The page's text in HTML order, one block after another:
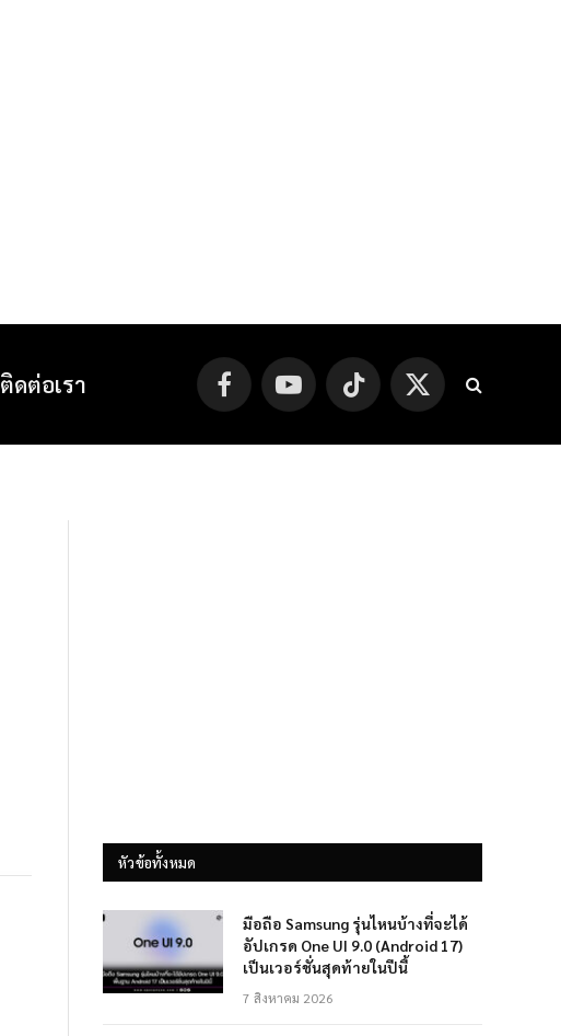
ติดต่อเรา FacebookYouTube TikTok
X
(Twitter)
หัวข้อทั้งหมด
มือถือ Samsung รุ่นไหนบ้างที่จะได้
อัปเกรด One UI 9.0 (Android 17)
เป็นเวอร์ชั่นสุดท้ายในปีนี้
7 สิงหาคม 2026